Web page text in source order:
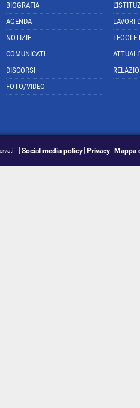
BIOGRAFIA
AGENDA
NOTIZIE
COMUNICATI
DISCORSI
FOTO/VIDEO
LAVORI
LEGGI E
Social media policy Privacy Mappa